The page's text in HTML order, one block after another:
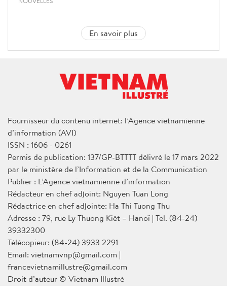
En savoir plus
Fournisseur du contenu internet: l’Agence vietnamienne
d’information (AVI)
ISSN : 1606 - 0261
Permis de publication: 137/GP-BTTTT délivré le 17 mars 2022
par le ministère de l’Information et de la Communication
Publier : L’Agence vietnamienne d’information
Rédacteur en chef adjoint: Nguyen Tuan Long
Rédactrice en chef adjointe: Ha Thi Tuong Thu
Adresse : 79, rue Ly Thuong Kiêt – Hanoï | Tel. (84-24)
39332300
Télécopieur: (84-24) 3933 2291
Email: vietnamvnp@gmail.com |
francevietnamillustre@gmail.com
Droit d’auteur © Vietnam Illustré